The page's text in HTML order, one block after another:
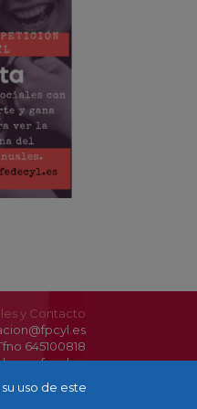
uso de este
y Contacto
645100818
www.fpcyl.es
| patinajecyl